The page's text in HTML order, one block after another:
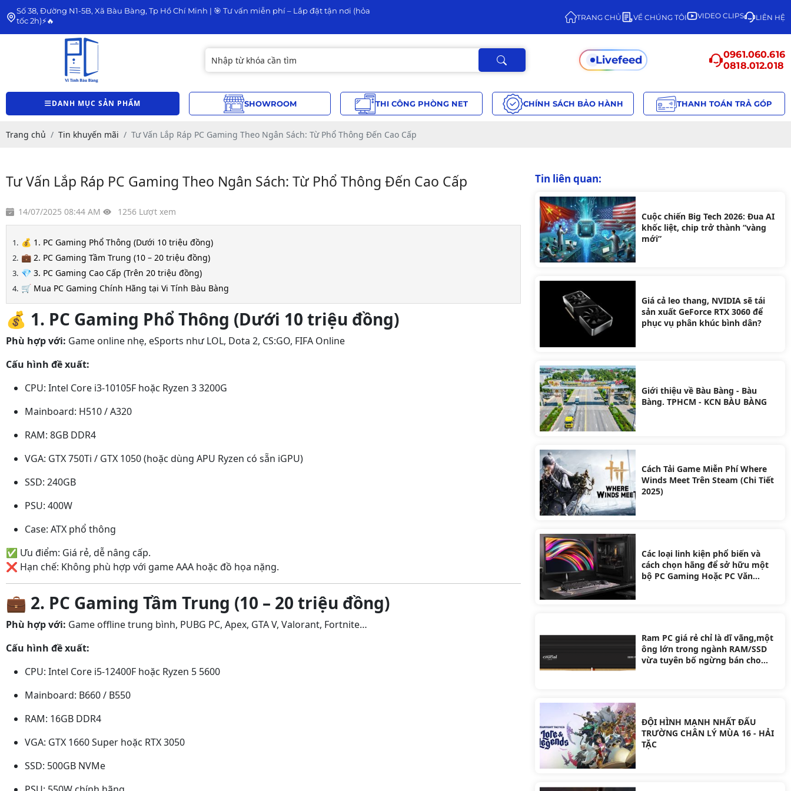
Số 38, Đường N1-5B, Xã Bàu Bàng, Tp Hồ Chí Minh | 🎯 Tư vấn miễn phí – Lắp đặt tận nơi (hỏa
tốc 2h)⚡🔥
TRANG CHỦ VỀ CHÚNG TÔI VIDEO CLIPS LIÊN HỆ
Livefeed
0961.060.616
0818.012.018
DANH MỤC SẢN PHẨM SHOWROOM THI CÔNG PHÒNG NET CHÍNH SÁCH BẢO HÀNH THANH TOÁN TRẢ GÓP
Trang chủ Tin khuyến mãi Tư Vấn Lắp Ráp PC Gaming Theo Ngân Sách: Từ Phổ Thông Đến Cao Cấp
Tư Vấn Lắp Ráp PC Gaming Theo Ngân Sách: Từ Phổ Thông Đến Cao Cấp
14/07/2025 08:44 AM 1256 Lượt xem
💰 1. PC Gaming Phổ Thông (Dưới 10 triệu đồng)
💼 2. PC Gaming Tầm Trung (10 – 20 triệu đồng)
💎 3. PC Gaming Cao Cấp (Trên 20 triệu đồng)
🛒 Mua PC Gaming Chính Hãng tại Vi Tính Bàu Bàng
💰 1. PC Gaming Phổ Thông (Dưới 10 triệu đồng)
Phù hợp với: Game online nhẹ, eSports như LOL, Dota 2, CS:GO, FIFA Online
Cấu hình đề xuất:
CPU: Intel Core i3-10105F hoặc Ryzen 3 3200G
Mainboard: H510 / A320
RAM: 8GB DDR4
VGA: GTX 750Ti / GTX 1050 (hoặc dùng APU Ryzen có sẵn iGPU)
SSD: 240GB
PSU: 400W
Case: ATX phổ thông
✅ Ưu điểm: Giá rẻ, dễ nâng cấp.
❌ Hạn chế: Không phù hợp với game AAA hoặc đồ họa nặng.
💼 2. PC Gaming Tầm Trung (10 – 20 triệu đồng)
Phù hợp với: Game offline trung bình, PUBG PC, Apex, GTA V, Valorant, Fortnite…
Cấu hình đề xuất:
CPU: Intel Core i5-12400F hoặc Ryzen 5 5600
Mainboard: B660 / B550
RAM: 16GB DDR4
VGA: GTX 1660 Super hoặc RTX 3050
SSD: 500GB NVMe
Tin liên quan:
Cuộc chiến Big Tech 2026: Đua AI
khốc liệt, chip trở thành “vàng
mới”
Giá cả leo thang, NVIDIA sẽ tái
sản xuất GeForce RTX 3060 để
phục vụ phân khúc bình dân?
Giới thiệu về Bàu Bàng - Bàu
Bàng. TPHCM - KCN BÀU BÀNG
Cách Tải Game Miễn Phí Where
Winds Meet Trên Steam (Chi Tiết
2025)
Các loại linh kiện phổ biến và
cách chọn hãng để sở hữu một
bộ PC Gaming Hoặc PC Văn
Ram PC giá rẻ chỉ là dĩ vãng,một
ông lớn trong ngành RAM/SSD
vừa tuyên bố ngừng bán cho
ĐỘI HÌNH MẠNH NHẤT ĐẤU
TRƯỜNG CHÂN LÝ MÙA 16 - HẢI
TẶC